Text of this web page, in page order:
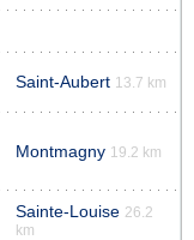
Saint-Aubert 13.7 km
Montmagny 19.2 km
Sainte-Louise 26.2
km